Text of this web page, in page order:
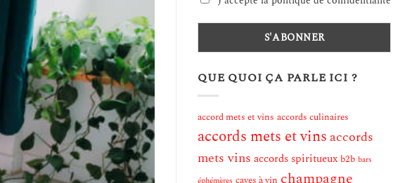
QUE QUOI ÇA PARLE ICI ?
accord mets et vins accords culinaires
accords mets et vins accords
mets vins accords spiritueux b2b bars
éphémères caves à vin champagne